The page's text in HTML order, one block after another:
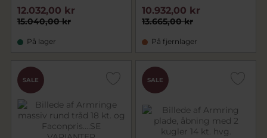
15.040,00 kr
12.032,00 kr
På lager
13.665,00 kr
10.932,00 kr
På fjernlager
SALE SALE